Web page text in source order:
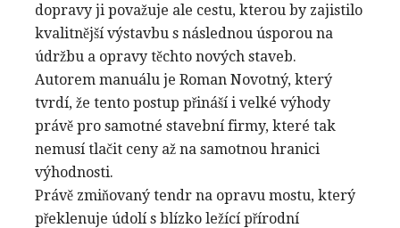
dopravy ji považuje ale cestu, kterou by zajistilo
kvalitnější výstavbu s následnou úsporou na
údržbu a opravy těchto nových staveb.
Autorem manuálu je Roman Novotný, který
tvrdí, že tento postup přináší i velké výhody
právě pro samotné stavební firmy, které tak
nemusí tlačit ceny až na samotnou hranici
výhodnosti.
Právě zmiňovaný tendr na opravu mostu, který
překlenuje údolí s blízko ležící přírodní